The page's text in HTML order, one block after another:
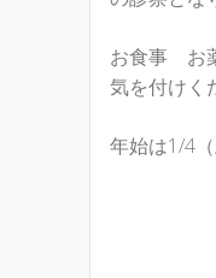
お食事 お
気を付けく
年始は1/4（